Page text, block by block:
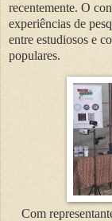
recentemente. O
experiências de
entre estudiosos e
populares.
Com